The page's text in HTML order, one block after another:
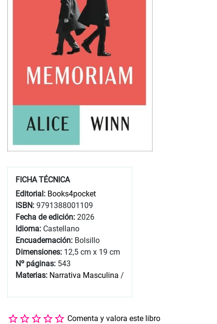
FICHA TÉCNICA
Editorial: Books4pocket
ISBN: 9791388001109
Fecha de edición: 2026
Idioma: Castellano
Encuadernación: Bolsillo
Dimensiones: 12,5 cm x 19 cm
Nº páginas: 543
Materias: Narrativa Masculina /
Comenta y valora este libro